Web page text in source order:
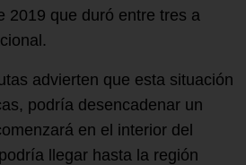
2019 que duró entre tres a
advierten que esta situación
podría desencadenar un
en el interior del
llegar hasta la región